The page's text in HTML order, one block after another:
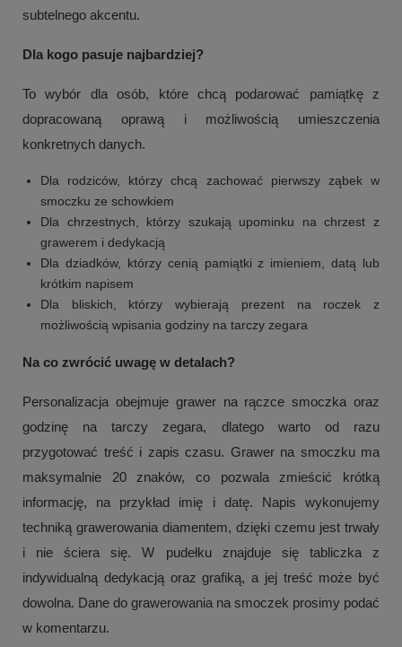
subtelnego akcentu.
Dla kogo pasuje najbardziej?
To wybór dla osób, które chcą podarować pamiątkę z
dopracowaną oprawą i możliwością umieszczenia
konkretnych danych.
Dla rodziców, którzy chcą zachować pierwszy ząbek w
smoczku ze schowkiem
Dla chrzestnych, którzy szukają upominku na chrzest z
grawerem i dedykacją
Dla dziadków, którzy cenią pamiątki z imieniem, datą lub
krótkim napisem
Dla bliskich, którzy wybierają prezent na roczek z
możliwością wpisania godziny na tarczy zegara
Na co zwrócić uwagę w detalach?
Personalizacja obejmuje grawer na rączce smoczka oraz
godzinę na tarczy zegara, dlatego warto od razu
przygotować treść i zapis czasu. Grawer na smoczku ma
maksymalnie 20 znaków, co pozwala zmieścić krótką
informację, na przykład imię i datę. Napis wykonujemy
techniką grawerowania diamentem, dzięki czemu jest trwały
i nie ściera się. W pudełku znajduje się tabliczka z
indywidualną dedykacją oraz grafiką, a jej treść może być
dowolna. Dane do grawerowania na smoczek prosimy podać
w komentarzu.